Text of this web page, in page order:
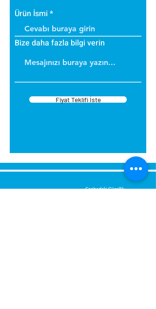
Ürün İsmi
Bize daha fazla bilgi verin
Fiyat Teklifi İste